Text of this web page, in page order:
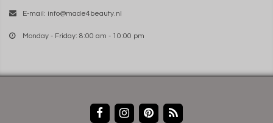
E-mail: info@made4beauty.nl
Monday - Friday: 8:00 am - 10:00 pm